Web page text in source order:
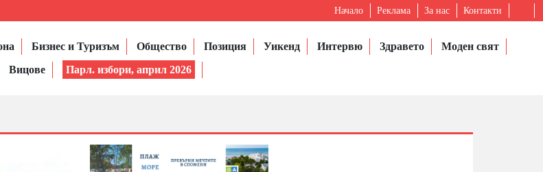
Начало Реклама За нас Контакти
Бизнес и Туризъм Общество Позиция Уикенд Интервю Здравето
Моден свят
Вицове Парл. избори, април 2026